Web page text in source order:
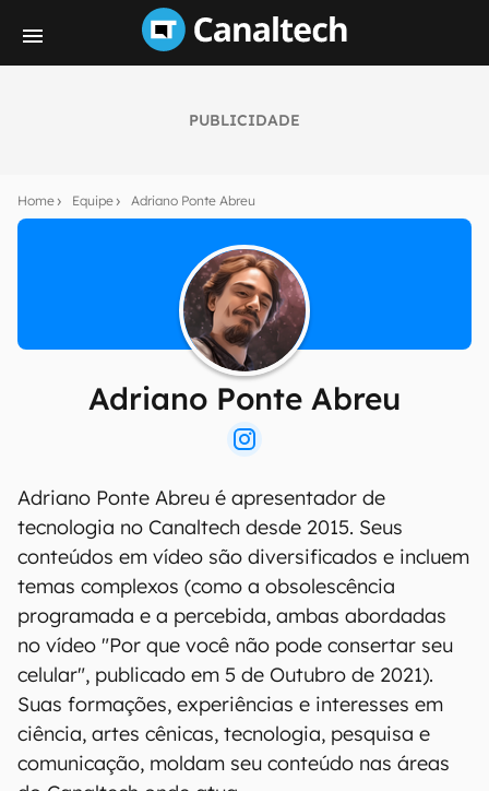
PUBLICIDADE
Home Equipe Adriano Ponte Abreu
Adriano Ponte Abreu
Adriano Ponte Abreu é apresentador de
tecnologia no Canaltech desde 2015. Seus
conteúdos em vídeo são diversificados e incluem
temas complexos (como a obsolescência
programada e a percebida, ambas abordadas
no vídeo "Por que você não pode consertar seu
celular", publicado em 5 de Outubro de 2021).
Suas formações, experiências e interesses em
ciência, artes cênicas, tecnologia, pesquisa e
comunicação, moldam seu conteúdo nas áreas